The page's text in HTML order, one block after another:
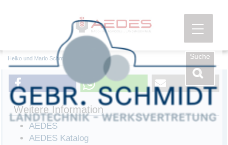
Menü
Suche
Heiko und Mario Schmidt GbR AEDES
Weitere Information
AEDES
AEDES Katalog